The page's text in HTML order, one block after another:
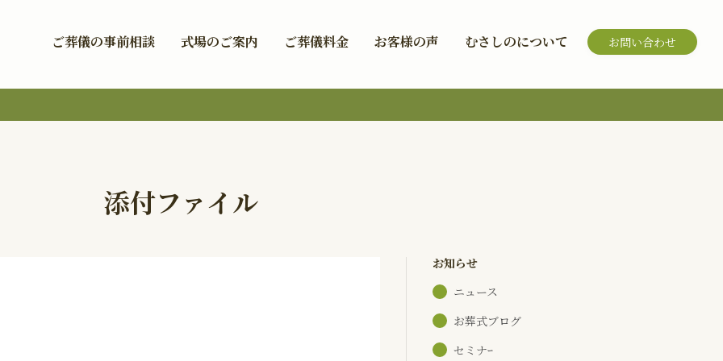
ご葬儀の事前相談 式場のご案内 ご葬儀料金 お客様の声 むさしのについて お問い合わせ
添付ファイル
お知らせ
ニュース
お葬式ブログ
セミナｰ